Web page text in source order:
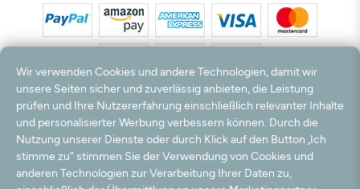
*Alle Preise inkl. MwSt. und zzgl. Versandkosten. **Kostenloser Versand und Rückversand
nur innerhalb Deutschlands und Österreichs.
Hinweis:Wir nutzen Ihre E-Mail Adresse für werbliche Zwecke, die jederzeit widerrufen
werden können. Ihre Daten werden nicht an Dritte weitergegeben.
© 2003 - 2026 Teppichversand24 GmbH / Alle Rechte vorbehalten. powered by
Wir verwenden Cookies und andere Technologien, damit wir
unsere Seiten sicher und zuverlässig anbieten, die Leistung
prüfen und Ihre Nutzererfahrung einschließlich relevanter Inhalte
und personalisierter Werbung verbessern können. Durch die
Nutzung unserer Dienste oder durch Klick auf den Button „Ich
stimme zu“ stimmen Sie der Verwendung von Cookies und
anderen Technologien zur Verarbeitung Ihrer Daten zu,